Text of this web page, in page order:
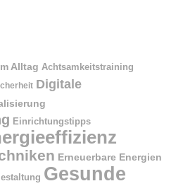
Alltag Achtsamkeitstraining
Digitale
Einrichtungstipps
Erneuerbare Energien
Gesunde